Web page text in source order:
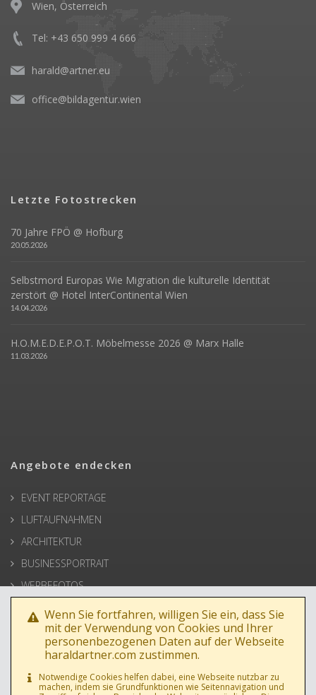
Wien, Österreich
Tel: +43 650 999 4 666
harald@artner.eu
office@bildagentur.wien
Letzte Fotostrecken
70 Jahre FPÖ @ Hofburg
20.05.2026
Selbstmord Europas Wie Migration die kulturelle Identität
zerstört @ Hotel InterContinental Wien
14.04.2026
H.O.M.E.D.E.P.O.T. Möbelmesse 2026 @ Marx Halle
11.03.2026
Angebote endecken
EVENT REPORTAGE
LUFTAUFNAHMEN
ARCHITEKTUR
BUSINESSPORTRAIT
WERBEFOTOS
HOCHZEIT
PRESSE
Wenn Sie fortfahren, willigen Sie ein, dass Sie
mit der Verwendung von Cookies und Ihrer
personenbezogenen Daten auf der Webseite
haraldartner.com zustimmen.
Notwendige Cookies helfen dabei, eine Webseite nutzbar zu
machen, indem sie Grundfunktionen wie Seitennavigation und